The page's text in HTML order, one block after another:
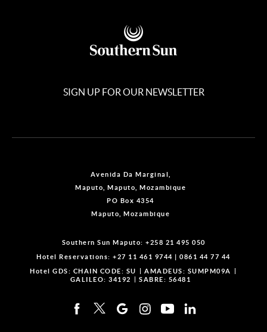
SIGN UP FOR OUR NEWSLETTER
Avenida Da Marginal,
Maputo, Maputo, Mozambique
PO Box 4354
Maputo, Mozambique
Southern Sun Maputo: +258 21 495 050
Hotel Reservations: +27 11 461 9744 |0861 44 77 44
Hotel GDS: CHAIN CODE: SU
AMADEUS: SUMPM09A
GALILEO: 34192
SABRE: 56481